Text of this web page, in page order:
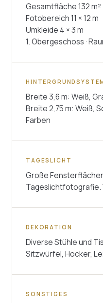
Gesamtfläche 132 m²
Fotobereich 11 × 12 m
Umkleide 4 × 3 m
1. Obergeschoss ·
Breite 3,6 m: Weiß,
Breite 2,75 m: Weiß,
Farben
TAGESLICHT
Große
Tageslichtfotografie.
DEKORATION
Diverse Stühle und
Sitzwürfel, Hocker,
SONSTIGES